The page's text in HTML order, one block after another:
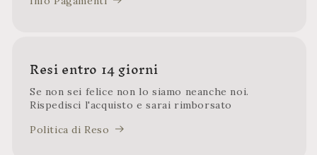
Resi entro 14 giorni
Se non sei felice non lo siamo neanche noi.
Rispedisci l'acquisto e sarai rimborsato
Politica di Reso